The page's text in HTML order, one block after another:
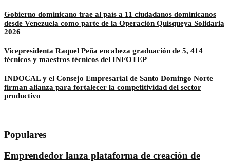
Gobierno dominicano trae al país a 11 ciudadanos dominicanos
desde Venezuela como parte de la Operación Quisqueya Solidaria
2026
Vicepresidenta Raquel Peña encabeza graduación de 5, 414
técnicos y maestros técnicos del INFOTEP
INDOCAL y el Consejo Empresarial de Santo Domingo Norte
firman alianza para fortalecer la competitividad del sector
productivo
Populares
Emprendedor lanza plataforma de creación de